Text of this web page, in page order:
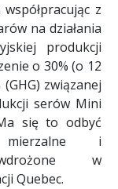
z
na działania
produkcji
o 30% (o 12
związanej
serów Mini
się to odbyć
mierzalne i
w
Quebec.